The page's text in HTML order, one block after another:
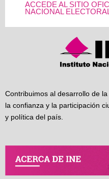
ACCEDE AL SITIO
NACIONAL
Contribuimos al desarrollo de
la confianza y la participación
y política del país.